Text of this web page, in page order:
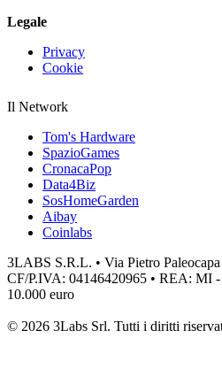
Legale
Privacy
Cookie
Il Network
Tom's Hardware
SpazioGames
CronacaPop
Data4Biz
SosHomeGarden
Aibay
Coinlabs
3LABS S.R.L. • Via Pietro
CF/P.IVA: 04146420965 • REA: MI
10.000 euro
© 2026 3Labs Srl. Tutti i diritti